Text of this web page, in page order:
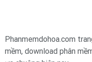
Phanmemdohoa.com
mềm, download phân